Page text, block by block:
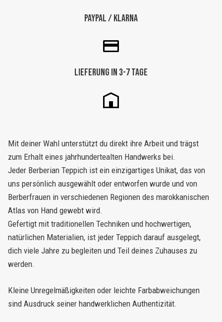
Paypal / Klarna
Lieferung in 3-7 Tage
Mit deiner Wahl unterstützt du direkt ihre Arbeit und trägst
zum Erhalt eines jahrhundertealten Handwerks bei.
Jeder Berberian Teppich ist ein einzigartiges Unikat, das von
uns persönlich ausgewählt oder entworfen wurde und von
Berberfrauen in verschiedenen Regionen des marokkanischen
Atlas von Hand gewebt wird.
Gefertigt mit traditionellen Techniken und hochwertigen,
natürlichen Materialien, ist jeder Teppich darauf ausgelegt,
dich viele Jahre zu begleiten und Teil deines Zuhauses zu
werden.
Kleine Unregelmäßigkeiten oder leichte Farbabweichungen
sind Ausdruck seiner handwerklichen Authentizität.